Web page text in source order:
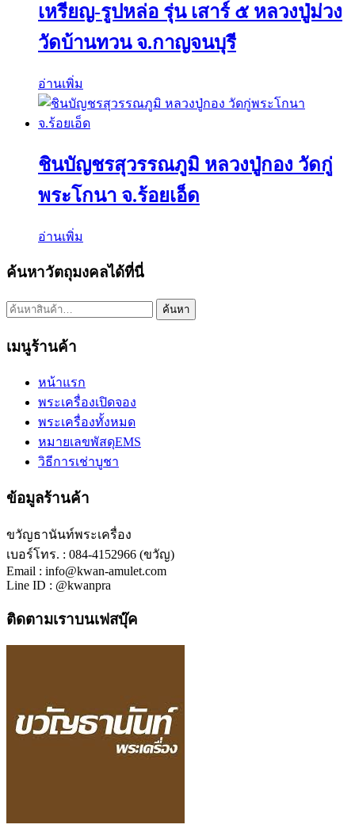
เหรียญ-รูปหล่อ รุ่น เสาร์ ๕ หลวงปู่ม่วง
วัดบ้านทวน จ.กาญจนบุรี
อ่านเพิ่ม
ชินบัญชรสุวรรณภูมิ หลวงปู่กอง วัดกู่
พระโกนา จ.ร้อยเอ็ด
อ่านเพิ่ม
ค้นหาวัตถุมงคลได้ที่นี่
ค้นหา: ค้นหา
เมนูร้านค้า
หน้าแรก
พระเครื่องเปิดจอง
พระเครื่องทั้งหมด
หมายเลขพัสดุEMS
วิธีการเช่าบูชา
ข้อมูลร้านค้า
ขวัญธานันท์พระเครื่อง
เบอร์โทร. : 084-4152966 (ขวัญ)
Email : info@kwan-amulet.com
Line ID : @kwanpra
ติดตามเราบนเฟสบุ๊ค